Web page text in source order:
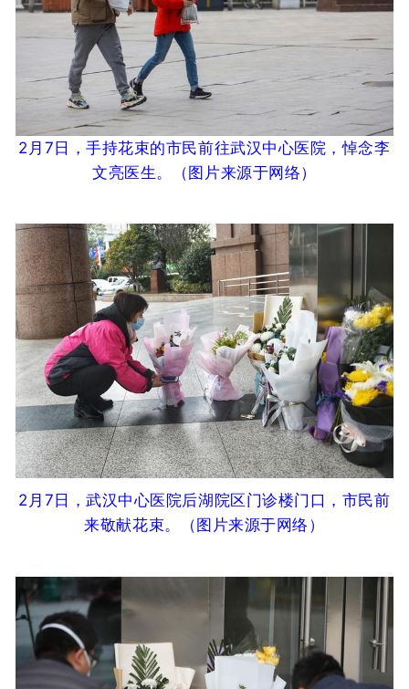
2月7日，手持花束的市民前往武汉中心医院，悼念李
文亮医生。
（图片来源于网络）
2月7日，武汉中心医院后湖院区门诊楼门口，市民前
来敬献花束。
（图片来源于网络 ）